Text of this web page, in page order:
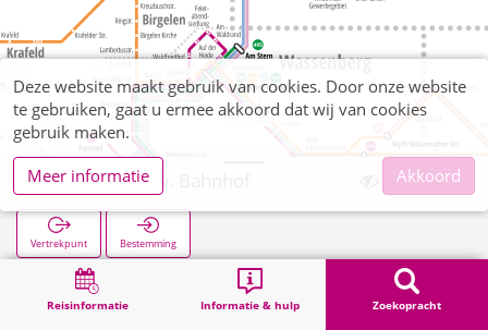
Reisinformatie Informatie & hulp Zoekopracht
Dalheim Abzw. Bahnhof
Vertrekpunt Bestemming
Zoekopracht
Deze website maakt gebruik van cookies. Door onze website
te gebruiken, gaat u ermee akkoord dat wij van cookies
gebruik maken.
Meer informatie
Akkoord